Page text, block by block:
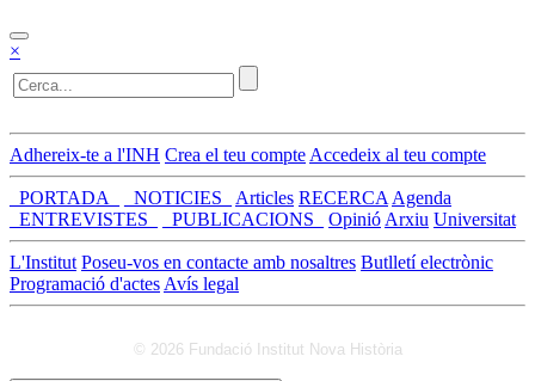
×
Adhereix-te a l'INH Crea el teu compte Accedeix al teu compte
_PORTADA_ _NOTICIES_ Articles RECERCA Agenda
_ENTREVISTES_
_PUBLICACIONS_ Opinió Arxiu Universitat
L'Institut Poseu-vos en contacte amb nosaltres Butlletí electrònic
Programació d'actes Avís legal
© 2026 Fundació Institut Nova Història